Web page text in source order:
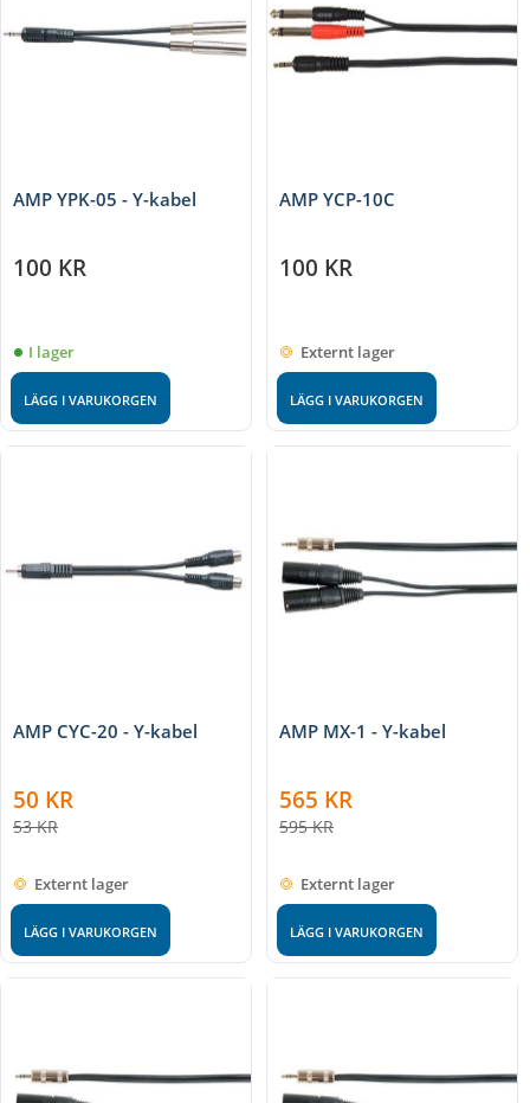
AMP YPK-05 - Y-kabel
100 KR
I lager
LÄGG I VARUKORGEN
AMP YCP-10C
100 KR
Externt lager
LÄGG I VARUKORGEN
AMP CYC-20 - Y-kabel
50 KR
53KR
Externt lager
LÄGG I VARUKORGEN
AMP MX-1 - Y-kabel
565 KR
595KR
Externt lager
LÄGG I VARUKORGEN